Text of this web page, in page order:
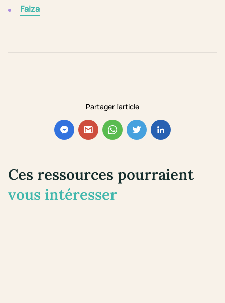
Partager l'article
Faiza
Ces ressources pourraient
vous intéresser